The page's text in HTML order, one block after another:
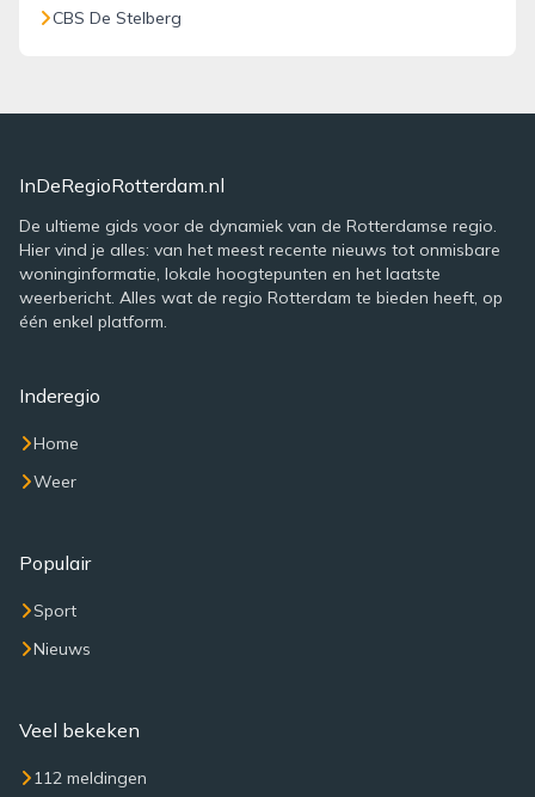
CBS De Stelberg
InDeRegioRotterdam.nl
De ultieme gids voor de dynamiek van de Rotterdamse regio.
Hier vind je alles: van het meest recente nieuws tot onmisbare
woninginformatie, lokale hoogtepunten en het laatste
weerbericht. Alles wat de regio Rotterdam te bieden heeft, op
één enkel platform.
Inderegio
Home
Weer
Populair
Sport
Nieuws
Veel bekeken
112 meldingen